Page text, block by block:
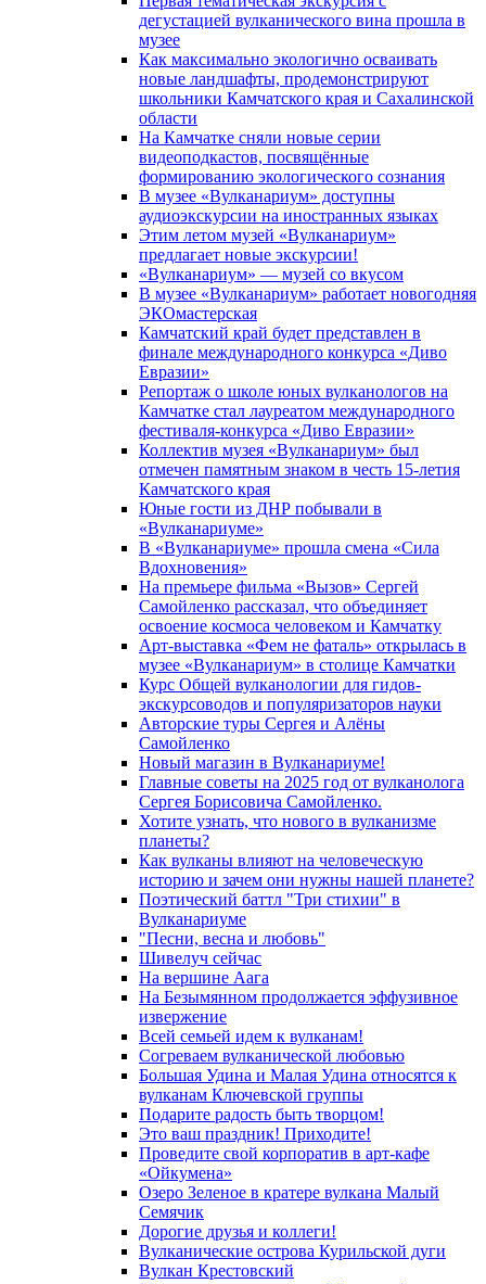
дегустацией вулканического вина прошла в
музее
Как максимально экологично осваивать
новые ландшафты, продемонстрируют
школьники Камчатского края и Сахалинской
области
На Камчатке сняли новые серии
видеоподкастов, посвящённые
формированию экологического сознания
В музее «Вулканариум» доступны
аудиоэкскурсии на иностранных языках
Этим летом музей «Вулканариум»
предлагает новые экскурсии!
«Вулканариум» — музей со вкусом
В музее «Вулканариум» работает новогодняя
ЭКОмастерская
Камчатский край будет представлен в
финале международного конкурса «Диво
Евразии»
Репортаж о школе юных вулканологов на
Камчатке стал лауреатом международного
фестиваля-конкурса «Диво Евразии»
Коллектив музея «Вулканариум» был
отмечен памятным знаком в честь 15-летия
Камчатского края
Юные гости из ДНР побывали в
«Вулканариумe»
В «Вулканариуме» прошла смена «Сила
Вдохновения»
На премьере фильма «Вызов» Сергей
Самойленко рассказал, что объединяет
освоение космоса человеком и Камчатку
Арт-выставка «Фем не фаталь» открылась в
музее «Вулканариум» в столице Камчатки
Курс Общей вулканологии для гидов-
экскурсоводов и популяризаторов науки
Авторские туры Сергея и Алёны
Самойленко
Новый магазин в Вулканариуме!
Главные советы на 2025 год от вулканолога
Сергея Борисовича Самойленко.
Хотите узнать, что нового в вулканизме
планеты?
Как вулканы влияют на человеческую
историю и зачем они нужны нашей планете?
Поэтический баттл "Три стихии" в
Вулканариуме
"Песни, весна и любовь"
Шивелуч сейчас
На вершине Аага
На Безымянном продолжается эффузивное
извержение
Всей семьей идем к вулканам!
Согреваем вулканической любовью
Большая Удина и Малая Удина относятся к
вулканам Ключевской группы
Подарите радость быть творцом!
Это ваш праздник! Приходите!
Проведите свой корпоратив в арт-кафе
«Ойкумена»
Озеро Зеленое в кратере вулкана Малый
Семячик
Дорогие друзья и коллеги!
Вулканические острова Курильской дуги
Вулкан Крестовский